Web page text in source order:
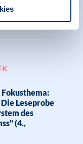
Leseprobe
des
(4.,